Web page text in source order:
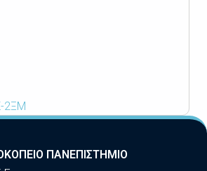
2ΞΜ
ΠΑΝΕΠΙΣΤΗΜΙΟ